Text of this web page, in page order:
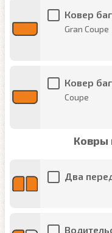
Ковер
Gran Coupe
Ковер
Coupe
Ковры
Два